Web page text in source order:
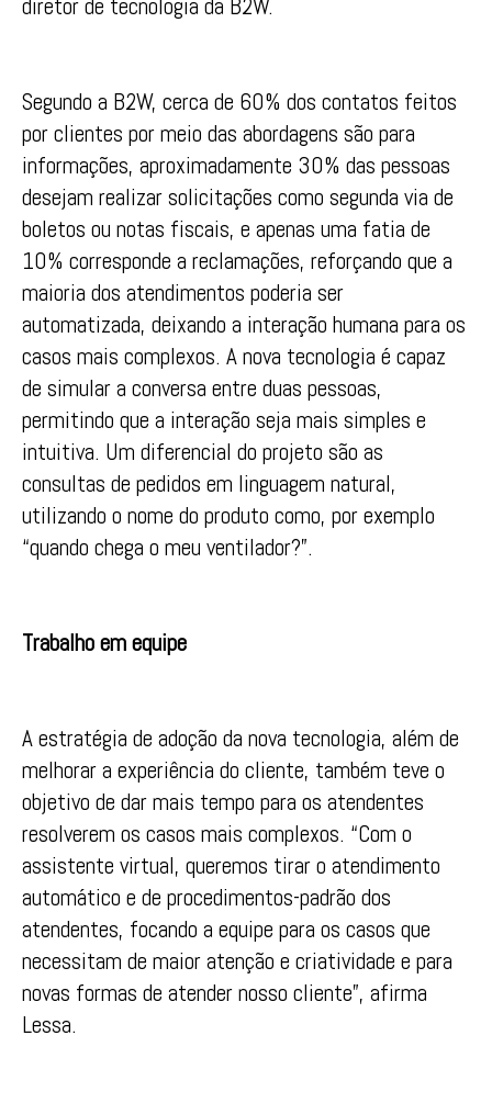
diretor de tecnologia da B2W.
Segundo a B2W, cerca de 60% dos contatos feitos
por clientes por meio das abordagens são para
informações, aproximadamente 30% das pessoas
desejam realizar solicitações como segunda via de
boletos ou notas fiscais, e apenas uma fatia de
10% corresponde a reclamações, reforçando que a
maioria dos atendimentos poderia ser
automatizada, deixando a interação humana para os
casos mais complexos. A nova tecnologia é capaz
de simular a conversa entre duas pessoas,
permitindo que a interação seja mais simples e
intuitiva. Um diferencial do projeto são as
consultas de pedidos em linguagem natural,
utilizando o nome do produto como, por exemplo
“quando chega o meu ventilador?”.
Trabalho em equipe
A estratégia de adoção da nova tecnologia, além de
melhorar a experiência do cliente, também teve o
objetivo de dar mais tempo para os atendentes
resolverem os casos mais complexos. “Com o
assistente virtual, queremos tirar o atendimento
automático e de procedimentos-padrão dos
atendentes, focando a equipe para os casos que
necessitam de maior atenção e criatividade e para
novas formas de atender nosso cliente”, afirma
Lessa.